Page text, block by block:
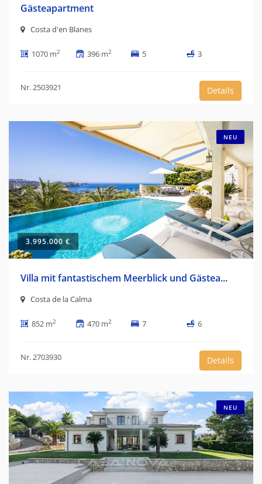
Gästeapartment
Costa d'en Blanes
1070 m2 396 m2 5 3
Nr. 2503921 Details
NEU
3.995.000 €
Villa mit fantastischem Meerblick und Gästea...
Costa de la Calma
852 m2 470 m2 7 6
Nr. 2703930 Details
NEU